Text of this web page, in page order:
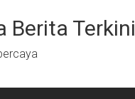
Berita Terkini